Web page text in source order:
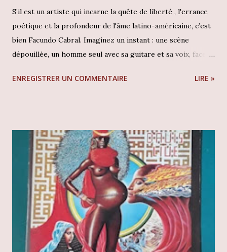
S’il est un artiste qui incarne la quête de liberté , l'errance
poétique et la profondeur de l'âme latino-américaine, c’est
bien Facundo Cabral. Imaginez un instant : une scène
dépouillée, un homme seul avec sa guitare et sa voix, face à
du monde, le Palais des Beaux-Arts de Mexico . Ce n'est pas
privilège rare. Cet album est bien plus qu'un disque de
"Nueva Canción" ; c'est un manifeste philosophique mis en
musique, capturant l'essence d'un homme qui se définissait
lui-même comme un "vagabond de Dieu". Facundo Cabral -
Palacio De Bellas Artes : (cliquez l'image pour les détails)
Contexte et écoute L'album Palacio De Bellas Artes
constitue un document historique essentiel pour quiconque
ENREGISTRER UN COMMENTAIRE LIRE »